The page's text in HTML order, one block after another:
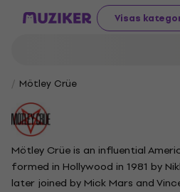
Visas
Mötley Crüe
Mötley Crüe is an influential
formed in Hollywood in 1981 by
later joined by Mick Mars and